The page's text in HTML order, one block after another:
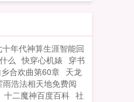
十年代神算生涯智能回
么 快穿心机婊 穿书
合欢曲第60章 天龙
浩法相天地免费阅
十二魔神百度百科 社